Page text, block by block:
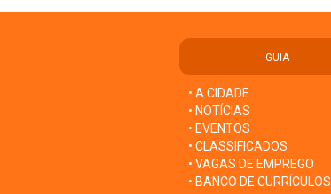
GUIA
• A CIDADE
• NOTÍCIAS
• EVENTOS
• CLASSIFICADOS
• VAGAS DE EMPREGO
• BANCO DE CURRÍCULOS